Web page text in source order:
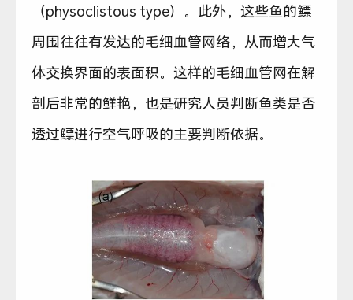
（physoclistous type）。此外，这些鱼的鳔
周围往往有发达的毛细血管网络，从而增大气
体交换界面的表面积。这样的毛细血管网在解
剖后非常的鲜艳，也是研究人员判断鱼类是否
透过鳔进行空气呼吸的主要判断依据。